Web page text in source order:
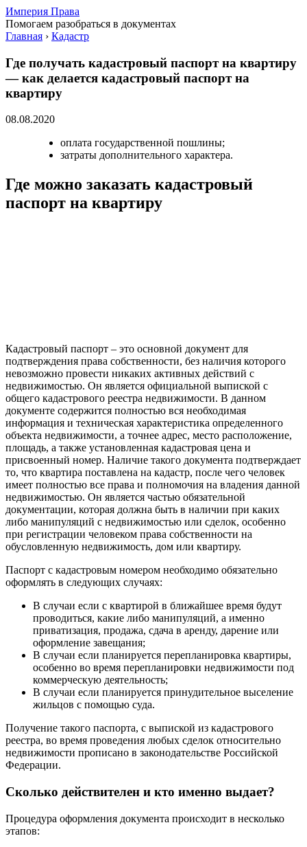
Империя Права
Помогаем разобраться в документах
Главная › Кадастр
Где получать кадастровый паспорт на квартиру
— как делается кадастровый паспорт на
квартиру
08.08.2020
оплата государственной пошлины;
затраты дополнительного характера.
Где можно заказать кадастровый
паспорт на квартиру
Кадастровый паспорт – это основной документ для
подтверждения права собственности, без наличия которого
невозможно провести никаких активных действий с
недвижимостью. Он является официальной выпиской с
общего кадастрового реестра недвижимости. В данном
документе содержится полностью вся необходимая
информация и техническая характеристика определенного
объекта недвижимости, а точнее адрес, место расположение,
площадь, а также установленная кадастровая цена и
присвоенный номер. Наличие такого документа подтверждает
то, что квартира поставлена на кадастр, после чего человек
имеет полностью все права и полномочия на владения данной
недвижимостью. Он является частью обязательной
документации, которая должна быть в наличии при каких
либо манипуляций с недвижимостью или сделок, особенно
при регистрации человеком права собственности на
обусловленную недвижимость, дом или квартиру.
Паспорт с кадастровым номером необходимо обязательно
оформлять в следующих случаях:
В случаи если с квартирой в ближайшее время будут
проводиться, какие либо манипуляций, а именно
приватизация, продажа, сдача в аренду, дарение или
оформление завещания;
В случаи если планируется перепланировка квартиры,
особенно во время перепланировки недвижимости под
коммерческую деятельность;
В случаи если планируется принудительное выселение
жильцов с помощью суда.
Получение такого паспорта, с выпиской из кадастрового
реестра, во время проведения любых сделок относительно
недвижимости прописано в законодательстве Российской
Федерации.
Сколько действителен и кто именно выдает?
Процедура оформления документа происходит в несколько
этапов: